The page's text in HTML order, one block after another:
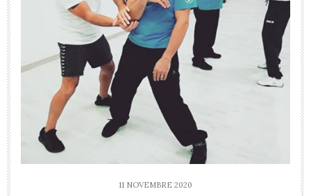
11 NOVEMBRE 2020